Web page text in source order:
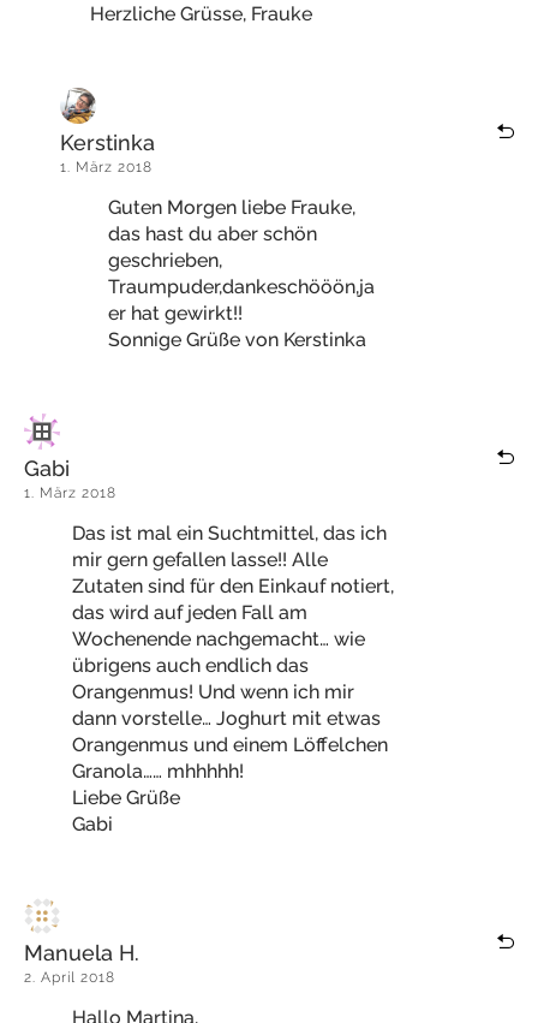
Herzliche Grüsse, Frauke
Kerstinka
1. März 2018
Guten Morgen liebe Frauke,
das hast du aber schön
geschrieben,
Traumpuder,dankeschööön,ja
er hat gewirkt!!
Sonnige Grüße von Kerstinka
Gabi
1. März 2018
Das ist mal ein Suchtmittel, das ich
mir gern gefallen lasse!! Alle
Zutaten sind für den Einkauf notiert,
das wird auf jeden Fall am
Wochenende nachgemacht… wie
übrigens auch endlich das
Orangenmus! Und wenn ich mir
dann vorstelle… Joghurt mit etwas
Orangenmus und einem Löffelchen
Granola…… mhhhhh!
Liebe Grüße
Gabi
Manuela H.
2. April 2018
Hallo Martina,